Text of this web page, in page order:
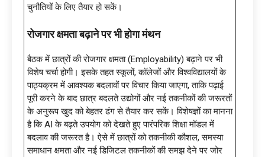
चुनौतियों के लिए तैयार हो सकें।
रोजगार क्षमता बढ़ाने पर भी होगा मंथन
बैठक में छात्रों की रोजगार क्षमता (Employability) बढ़ाने पर भी
विशेष चर्चा होगी। इसके तहत स्कूलों, कॉलेजों और विश्वविद्यालयों के
पाठ्यक्रम में आवश्यक बदलावों पर विचार किया जाएगा, ताकि पढ़ाई
पूरी करने के बाद छात्र बदलते उद्योगों और नई तकनीकों की जरूरतों
के अनुरूप खुद को बेहतर ढंग से तैयार कर सकें। विशेषज्ञों का मानना
है कि AI के बढ़ते उपयोग को देखते हुए पारंपरिक शिक्षा मॉडल में
बदलाव की जरूरत है। ऐसे में छात्रों को तकनीकी कौशल, समस्या
समाधान क्षमता और नई डिजिटल तकनीकों की समझ देने पर जोर